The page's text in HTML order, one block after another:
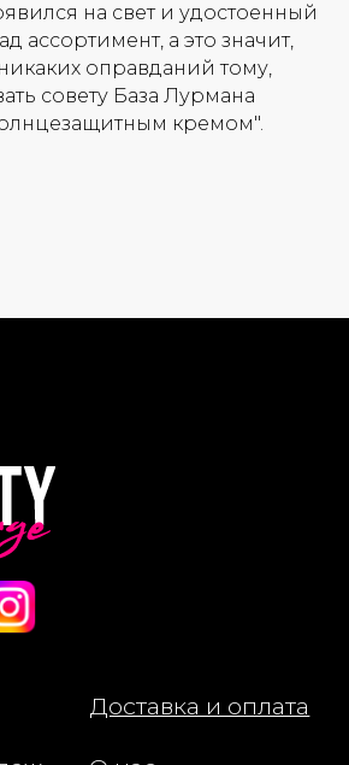
на свет и удостоенный
ассортимент, а это значит,
оправданий тому,
совету База Лурмана
кремом".
Доставка и оплата